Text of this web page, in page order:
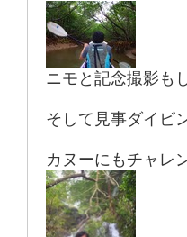
ニモと記念撮影も
そして見事ダイビ
カヌーにもチャレ